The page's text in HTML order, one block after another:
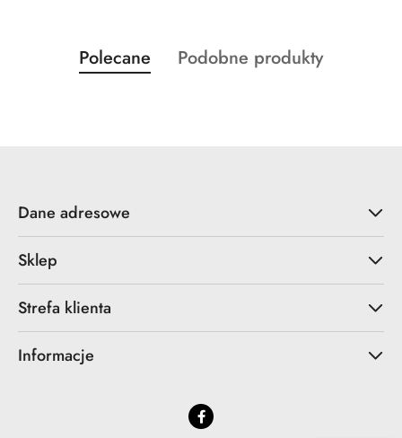
Pomiń karuzelę produktów
Produkty
o
Polecane
Produkty
Podobne produkty
Dane adresowe
Sklep
Strefa klienta
Informacje